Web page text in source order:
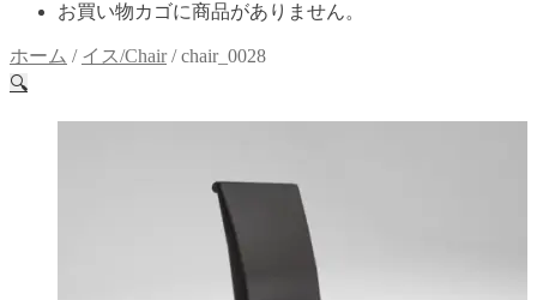
お買い物カゴに商品がありません。
ホーム / イス/Chair/chair_0028
🔍